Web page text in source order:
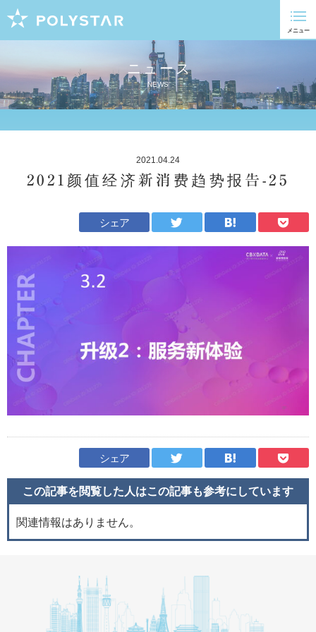
ニュース
NEWS
2021.04.24
2021颜值经济新消费趋势报告-25
シェア
シェア
この記事を閲覧した人はこの記事も参考にしています
関連情報はありません。